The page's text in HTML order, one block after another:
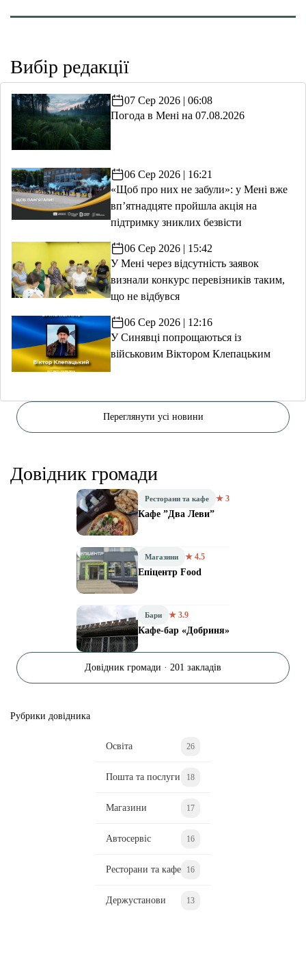
Вибір редакції
07 Сер 2026 | 06:08
Погода в Мені на 07.08.2026
06 Сер 2026 | 16:21
«Щоб про них не забули»: у Мені вже
вп’ятнадцяте пройшла акція на
підтримку зниклих безвісти
06 Сер 2026 | 15:42
У Мені через відсутність заявок
визнали конкурс перевізників таким,
що не відбувся
06 Сер 2026 | 12:16
У Синявці попрощаються із
військовим Віктором Клепацьким
Переглянути усі новини
Довідник громади
Ресторани та кафе ★ 3
Кафе ”Два Леви”
Магазини ★ 4.5
Епіцентр Food
Бари ★ 3.9
Кафе-бар «Добриня»
Довідник громади · 201 закладів
Рубрики довідника
Освіта 26
Пошта та послуги 18
Магазини 17
Автосервіс 16
Ресторани та кафе 16
Держустанови 13